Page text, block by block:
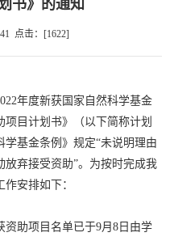
书》的通知
点击：[1622]
年度新获国家自然科学基金
目计划书》（以下简称计划
基金条例》规定“未说明理由
放弃接受资助”。为按时完成我
安排如下：
资助项目名单已于9月 8 日由学